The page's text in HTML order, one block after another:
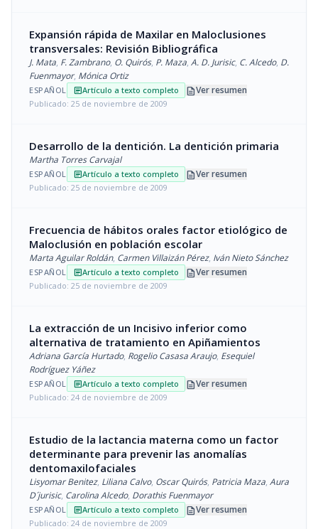
Expansión rápida de Maxilar en Maloclusiones
transversales: Revisión Bibliográfica
J. Mata, F. Zambrano, O. Quirós, P. Maza, A. D. Jurisic, C. Alcedo, D.
Fuenmayor, Mónica Ortiz
ESPAÑOL articleArtículo a texto completo descriptionVer resumen
Publicado: 25 de noviembre de 2009
Desarrollo de la dentición. La dentición primaria
Martha Torres Carvajal
ESPAÑOL articleArtículo a texto completo descriptionVer resumen
Publicado: 25 de noviembre de 2009
Frecuencia de hábitos orales factor etiológico de
Maloclusión en población escolar
Marta Aguilar Roldán, Carmen Villaizán Pérez, Iván Nieto Sánchez
ESPAÑOL articleArtículo a texto completo descriptionVer resumen
Publicado: 25 de noviembre de 2009
La extracción de un Incisivo inferior como
alternativa de tratamiento en Apiñamientos
Adriana García Hurtado, Rogelio Casasa Araujo, Esequiel
Rodríguez Yáñez
ESPAÑOL articleArtículo a texto completo descriptionVer resumen
Publicado: 24 de noviembre de 2009
Estudio de la lactancia materna como un factor
determinante para prevenir las anomalías
dentomaxilofaciales
Lisyomar Benitez, Liliana Calvo, Oscar Quirós, Patricia Maza, Aura
D´jurisic, Carolina Alcedo, Dorathis Fuenmayor
ESPAÑOL articleArtículo a texto completo descriptionVer resumen
Publicado: 24 de noviembre de 2009